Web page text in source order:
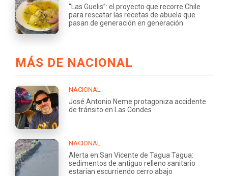
“Las Guelis”: el proyecto que recorre Chile
para rescatar las recetas de abuela que
pasan de generación en generación
MÁS DE NACIONAL
NACIONAL
José Antonio Neme protagoniza accidente
de tránsito en Las Condes
NACIONAL
Alerta en San Vicente de Tagua Tagua:
sedimentos de antiguo relleno sanitario
estarían escurriendo cerro abajo